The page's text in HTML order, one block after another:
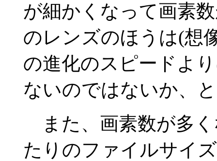
が細かくなって画素
のレンズのほうは(想
の進化のスピードよ
ないのではないか、
また、画素数が多
たりのファイルサイ